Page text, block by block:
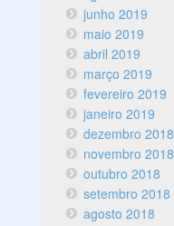
junho 2019
maio 2019
abril 2019
março 2019
fevereiro 2019
janeiro 2019
dezembro 2018
novembro 2018
outubro 2018
setembro 2018
agosto 2018